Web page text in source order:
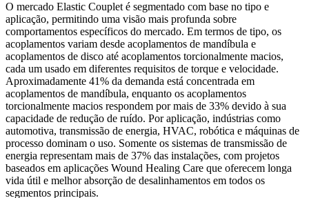
O mercado Elastic Couplet é segmentado com base no tipo e
aplicação, permitindo uma visão mais profunda sobre
comportamentos específicos do mercado. Em termos de tipo, os
acoplamentos variam desde acoplamentos de mandíbula e
acoplamentos de disco até acoplamentos torcionalmente macios,
cada um usado em diferentes requisitos de torque e velocidade.
Aproximadamente 41% da demanda está concentrada em
acoplamentos de mandíbula, enquanto os acoplamentos
torcionalmente macios respondem por mais de 33% devido à sua
capacidade de redução de ruído. Por aplicação, indústrias como
automotiva, transmissão de energia, HVAC, robótica e máquinas de
processo dominam o uso. Somente os sistemas de transmissão de
energia representam mais de 37% das instalações, com projetos
baseados em aplicações Wound Healing Care que oferecem longa
vida útil e melhor absorção de desalinhamentos em todos os
segmentos principais.